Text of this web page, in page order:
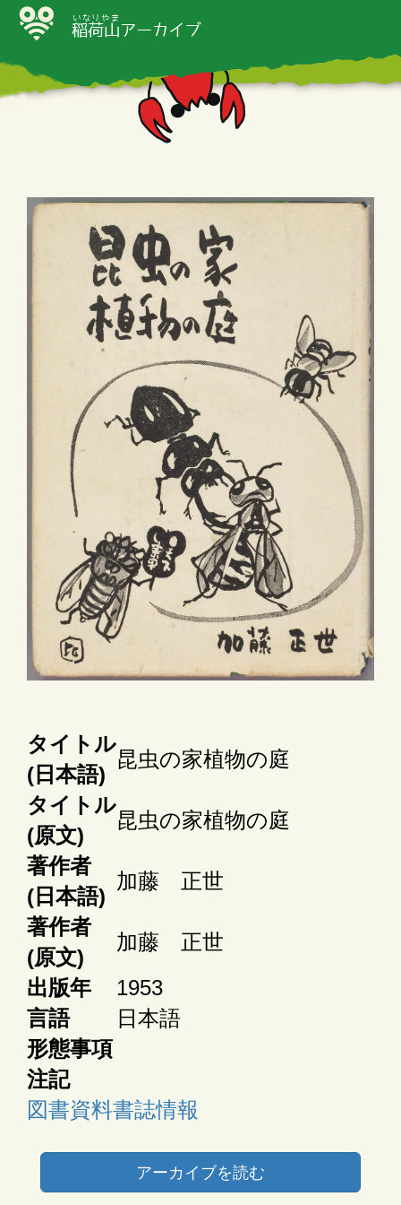
稲荷山
いなりやま
アーカイブ
タイトル
(日本語)
昆虫の家植物の庭
タイトル
(原文)
昆虫の家植物の庭
著作者
(日本語)
加藤 正世
著作者
(原文)
加藤 正世
出版年
1953
言語
日本語
形態事項
注記
図書資料書誌情報
アーカイブを読む